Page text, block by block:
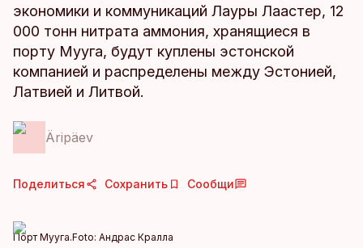
экономики и коммуникаций Лауры Лаастер, 12
000 тонн нитрата аммония, хранящиеся в
порту Мууга, будут куплены эстонской
компанией и распределены между Эстонией,
Латвией и Литвой.
Äripäev
Поделиться Сохранить Сообщи
Порт Мууга.Foto: Андрас Кралла